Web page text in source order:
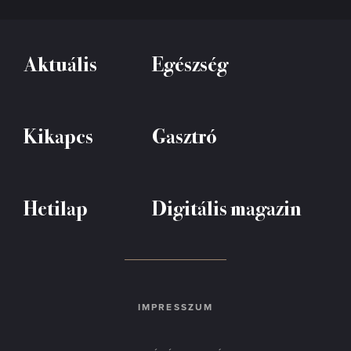
Aktuális Egészség
Kikapcs Gasztró
Hetilap Digitális magazin
IMPRESSZUM